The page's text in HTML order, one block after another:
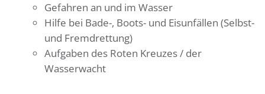
Gefahren an und im Wasser
Hilfe bei Bade-, Boots- und Eisunfällen (Selbst-
und Fremdrettung)
Aufgaben des Roten Kreuzes / der
Wasserwacht